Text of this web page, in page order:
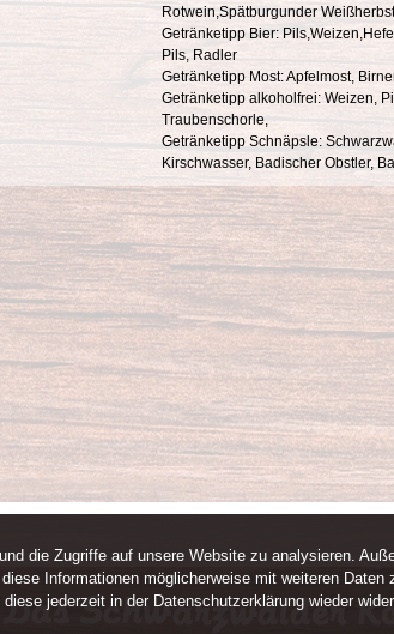
Rotwein,Spätburgunder Weißherbst
Getränketipp Bier:
Pils, Radler
Getränketipp Most: Apfelmost,
Getränketipp alkoholfrei: Weizen,
Traubenschorle,
Getränketipp Schnäpsle:
Kirschwasser, Badischer Obstler,
die Zugriffe auf unsere Website zu analysieren.
Informationen möglicherweise mit weiteren
jederzeit in der Datenschutzerklärung wieder